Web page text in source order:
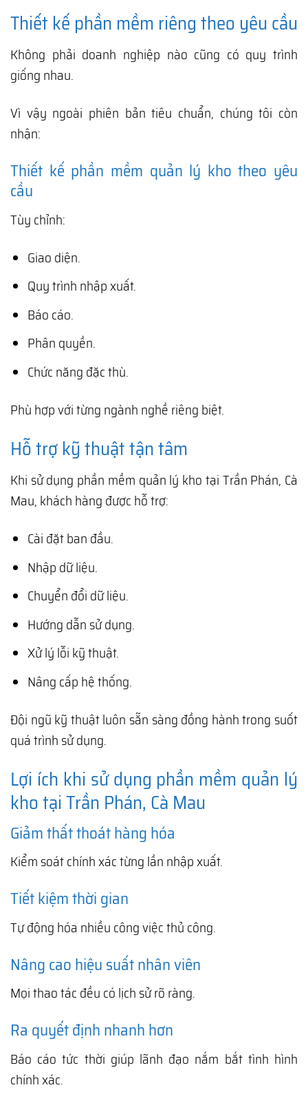
Thiết kế phần mềm riêng theo yêu cầu
Không phải doanh nghiệp nào cũng có quy trình
giống nhau.
Vì vậy ngoài phiên bản tiêu chuẩn, chúng tôi còn
nhận:
Thiết kế phần mềm quản lý kho theo yêu
cầu
Tùy chỉnh:
Giao diện.
Quy trình nhập xuất.
Báo cáo.
Phân quyền.
Chức năng đặc thù.
Phù hợp với từng ngành nghề riêng biệt.
Hỗ trợ kỹ thuật tận tâm
Khi sử dụng phần mềm quản lý kho tại Trần Phán, Cà
Mau, khách hàng được hỗ trợ:
Cài đặt ban đầu.
Nhập dữ liệu.
Chuyển đổi dữ liệu.
Hướng dẫn sử dụng.
Xử lý lỗi kỹ thuật.
Nâng cấp hệ thống.
Đội ngũ kỹ thuật luôn sẵn sàng đồng hành trong suốt
quá trình sử dụng.
Lợi ích khi sử dụng phần mềm quản lý
kho tại Trần Phán, Cà Mau
Giảm thất thoát hàng hóa
Kiểm soát chính xác từng lần nhập xuất.
Tiết kiệm thời gian
Tự động hóa nhiều công việc thủ công.
Nâng cao hiệu suất nhân viên
Mọi thao tác đều có lịch sử rõ ràng.
Ra quyết định nhanh hơn
Báo cáo tức thời giúp lãnh đạo nắm bắt tình hình
chính xác.